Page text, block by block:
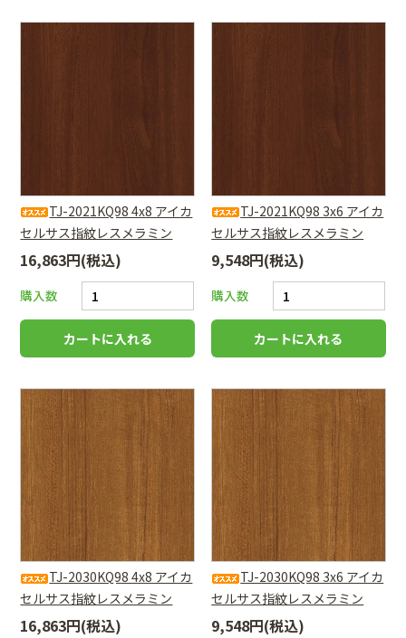
TJ-2021KQ98 4x8 アイカ
セルサス指紋レスメラミン
16,863円(税込)
購入数
TJ-2021KQ98 3x6 アイカ
セルサス指紋レスメラミン
9,548円(税込)
購入数
TJ-2030KQ98 4x8 アイカ
セルサス指紋レスメラミン
16,863円(税込)
TJ-2030KQ98 3x6 アイカ
セルサス指紋レスメラミン
9,548円(税込)